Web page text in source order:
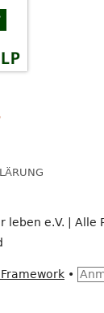
leben e.V. | Alle
•